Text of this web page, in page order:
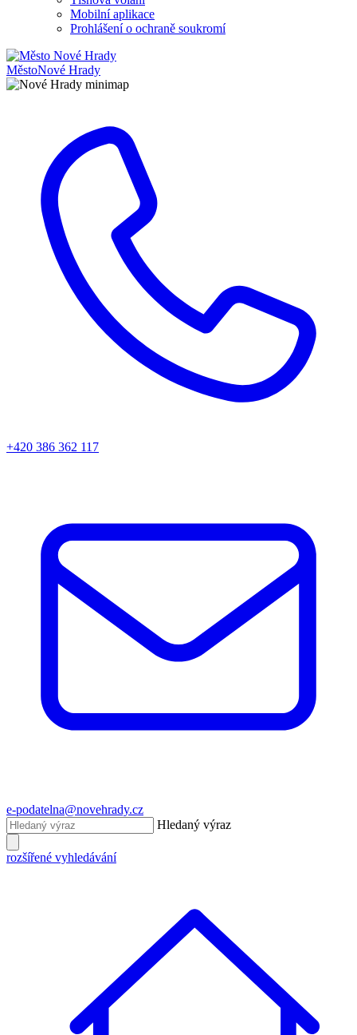
Mobilní aplikace
Prohlášení o ochraně soukromí
MěstoNové Hrady
+420 386 362 117
e-podatelna@novehrady.cz
Hledaný výraz
rozšířené vyhledávání